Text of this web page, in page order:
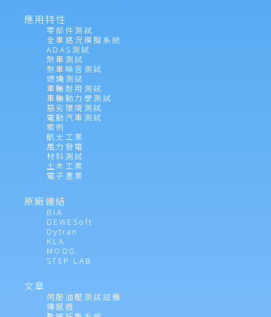
應用特性
零部件測試
全車路況模擬系統
ADAS測試
煞車測試
煞車噪音測試
燃燒測試
車輛耐用測試
車輛動力學測試
惡劣環境測試
電動汽車測試
案例
航太工業
風力發電
材料測試
土木工業
電子產業
原廠連結
BIA
DEWESoft
Dytran
KLA
MOOG
STEP LAB.
文章
伺服油壓測試設備
傳感器